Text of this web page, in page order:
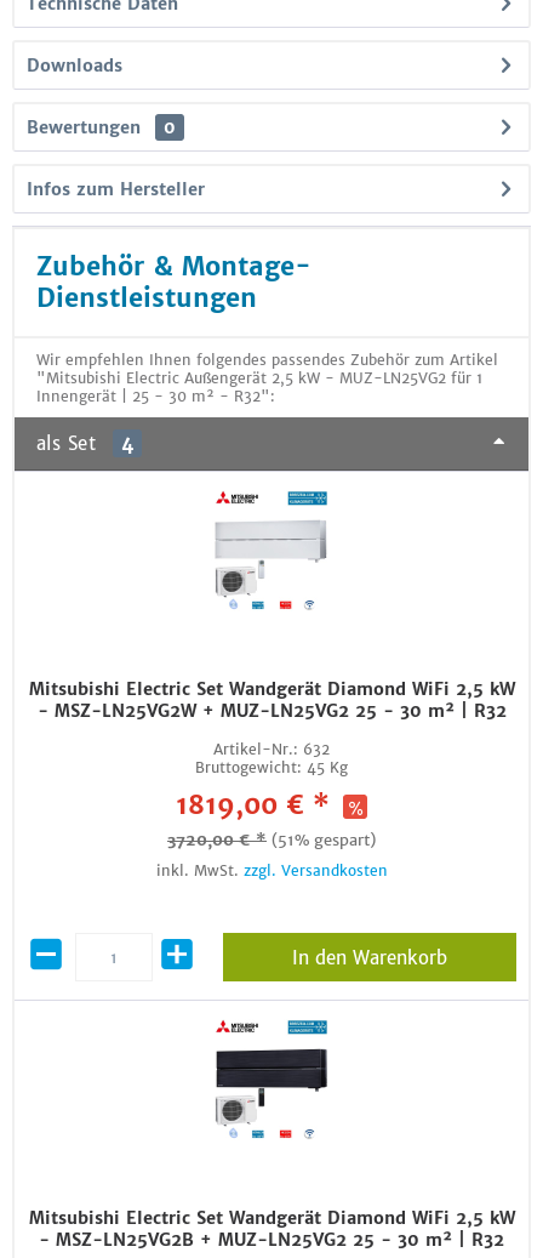
Downloads
Bewertungen 0
Infos zum Hersteller
Zubehör & Montage-
Dienstleistungen
Wir empfehlen Ihnen folgendes passendes Zubehör zum Artikel
"Mitsubishi Electric Außengerät 2,5 kW - MUZ-LN25VG2 für 1
Innengerät | 25 - 30 m² - R32":
als Set 4
Mitsubishi Electric Set Wandgerät Diamond WiFi 2,5 kW
- MSZ-LN25VG2W + MUZ-LN25VG2 25 - 30 m² | R32
Artikel-Nr.: 632
Bruttogewicht: 45 Kg
1819,00 € *
3720,00 € * (51% gespart)
inkl. MwSt. zzgl. Versandkosten
In den Warenkorb
Mitsubishi Electric Set Wandgerät Diamond WiFi 2,5 kW
- MSZ-LN25VG2B + MUZ-LN25VG2 25 - 30 m² | R32